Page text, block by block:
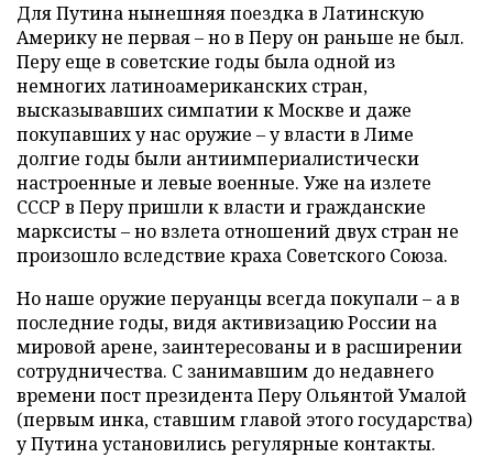
Для Путина нынешняя поездка в Латинскую
Америку не первая – но в Перу он раньше не был.
Перу еще в советские годы была одной из
немногих латиноамериканских стран,
высказывавших симпатии к Москве и даже
покупавших у нас оружие – у власти в Лиме
долгие годы были антиимпериалистически
настроенные и левые военные. Уже на излете
СССР в Перу пришли к власти и гражданские
марксисты – но взлета отношений двух стран не
произошло вследствие краха Советского Союза.
Но наше оружие перуанцы всегда покупали – а в
последние годы, видя активизацию России на
мировой арене, заинтересованы и в расширении
сотрудничества. С занимавшим до недавнего
времени пост президента Перу Ольянтой Умалой
(первым инка, ставшим главой этого государства)
у Путина установились регулярные контакты.